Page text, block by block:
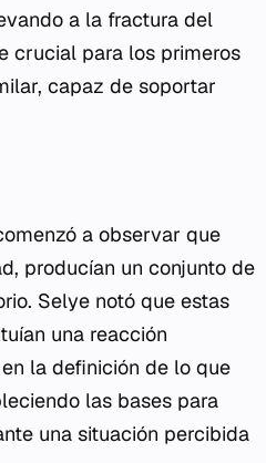
a la fractura del
crucial para los primeros
capaz de soportar
a observar que
producían un conjunto de
Selye notó que estas
una reacción
la definición de lo que
las bases para
una situación percibida